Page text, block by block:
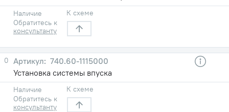
Наличие
Обратитесь к
консультанту
К схеме
0
740.60-1115000
Установка системы впуска
Наличие
Обратитесь к
консультанту
К схеме